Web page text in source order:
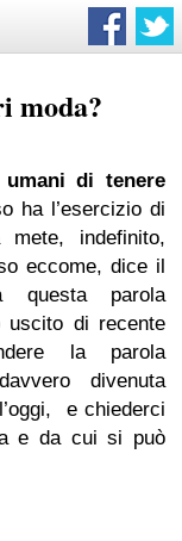
moda?
di tenere
ha l’esercizio di
indefinito,
eccome, dice il
questa parola
uscito di recente
la parola
divenuta
e chiederci
e da cui si può